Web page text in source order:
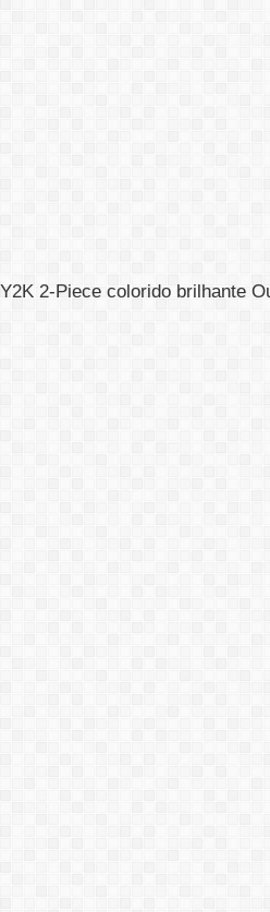
Y2K 2-Piece colorido brilhante